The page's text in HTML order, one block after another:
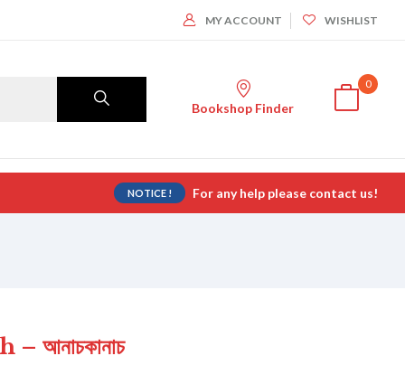
MY ACCOUNT WISHLIST
Bookshop Finder
0
NOTICE ! For any help please contact us!
আনাচকানাচ